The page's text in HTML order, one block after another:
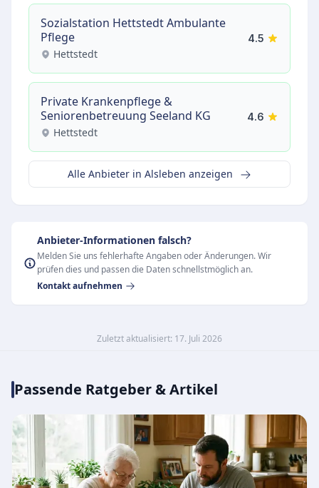
Sozialstation Hettstedt Ambulante
Pflege
Hettstedt
4.5
Private Krankenpflege &
Seniorenbetreuung Seeland KG
Hettstedt
4.6
Alle Anbieter in Alsleben anzeigen
Anbieter-Informationen falsch?
Melden Sie uns fehlerhafte Angaben oder Änderungen. Wir
prüfen dies und passen die Daten schnellstmöglich an.
Kontakt aufnehmen
Zuletzt aktualisiert: 17. Juli 2026
Passende Ratgeber & Artikel